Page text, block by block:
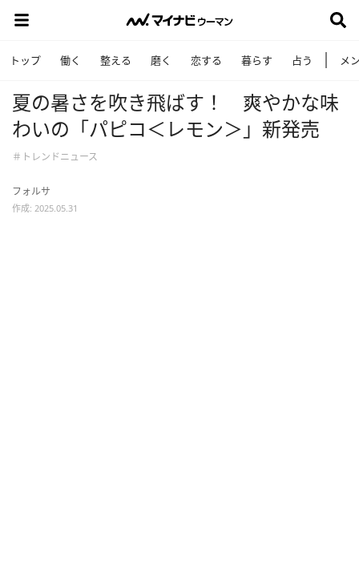
トップ 働く 整える 磨く 恋する 暮らす 占う メ
夏の暑さを吹き飛ばす！ 爽やかな味
わいの「パピコ＜レモン＞」新発売
＃トレンドニュース
フォルサ
作成: 2025.05.31